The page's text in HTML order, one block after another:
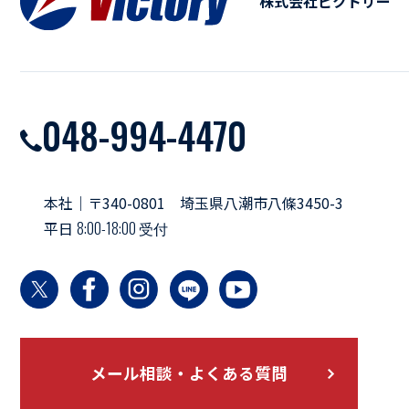
048-994-4470
本社｜〒340-0801 埼玉県八潮市八條3450-3
平日 8:00-18:00 受付
メール相談・よくある質問